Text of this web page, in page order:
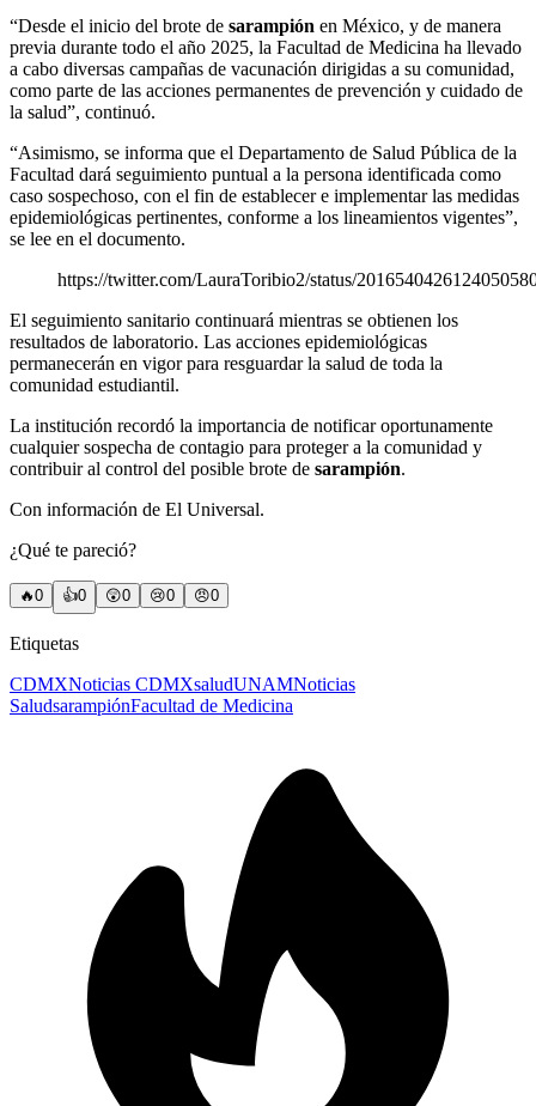
“Desde el inicio del brote de sarampión en México, y de manera
previa durante todo el año 2025, la Facultad de Medicina ha llevado
a cabo diversas campañas de vacunación dirigidas a su comunidad,
como parte de las acciones permanentes de prevención y cuidado de
la salud”, continuó.
“Asimismo, se informa que el Departamento de Salud Pública de la
Facultad dará seguimiento puntual a la persona identificada como
caso sospechoso, con el fin de establecer e implementar las medidas
epidemiológicas pertinentes, conforme a los lineamientos vigentes”,
se lee en el documento.
https://twitter.com/LauraToribio2/status/
El seguimiento sanitario continuará mientras se obtienen los
resultados de laboratorio. Las acciones epidemiológicas
permanecerán en vigor para resguardar la salud de toda la
comunidad estudiantil.
La institución recordó la importancia de notificar oportunamente
cualquier sospecha de contagio para proteger a la comunidad y
contribuir al control del posible brote de sarampión.
Con información de El Universal.
¿Qué te pareció?
🔥0 👍0 😲0 😢0 😠0
Etiquetas
CDMXNoticias CDMXsaludUNAMNoticias
SaludsarampiónFacultad de Medicina